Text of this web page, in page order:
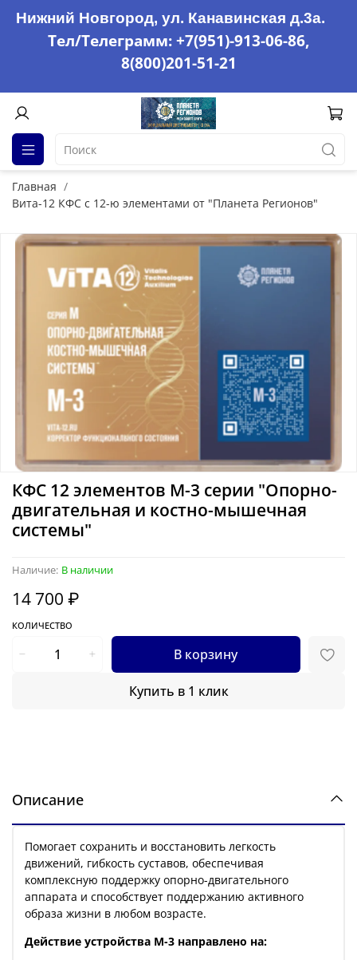
Нижний Новгород, ул. Канавинская д.3а.
Тел/Телеграмм: +7(951)-913-06-86,
8(800)201-51-21
Главная
Вита-12 КФС с 12-ю элементами от "Планета Регионов"
Наличие: В наличии
КФС 12 элементов М-3 серии "Опорно-
двигательная и костно-мышечная
системы"
14 700 ₽
КОЛИЧЕСТВО
В корзину
Купить в 1 клик
Описание
Помогает сохранить и восстановить легкость
движений, гибкость суставов, обеспечивая
комплексную поддержку опорно-двигательного
аппарата и способствует поддержанию активного
образа жизни в любом возрасте.
Действие устройства М-3 направлено на: